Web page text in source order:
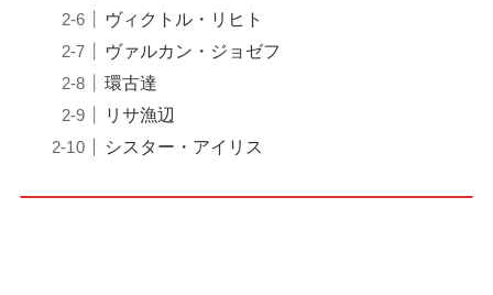
ヴィクトル・リヒト
ヴァルカン・ジョゼフ
環古達
リサ漁辺
シスター・アイリス